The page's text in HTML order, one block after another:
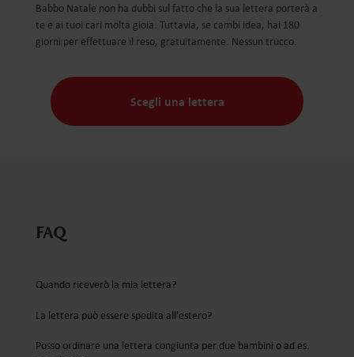
Babbo Natale non ha dubbi sul fatto che la sua lettera porterà a
te e ai tuoi cari molta gioia. Tuttavia, se cambi idea, hai 180
giorni per effettuare il reso, gratuitamente. Nessun trucco.
Scegli una lettera
FAQ
Quando riceverò la mia lettera?
La lettera può essere spedita all'estero?
Posso ordinare una lettera congiunta per due bambini o ad es.